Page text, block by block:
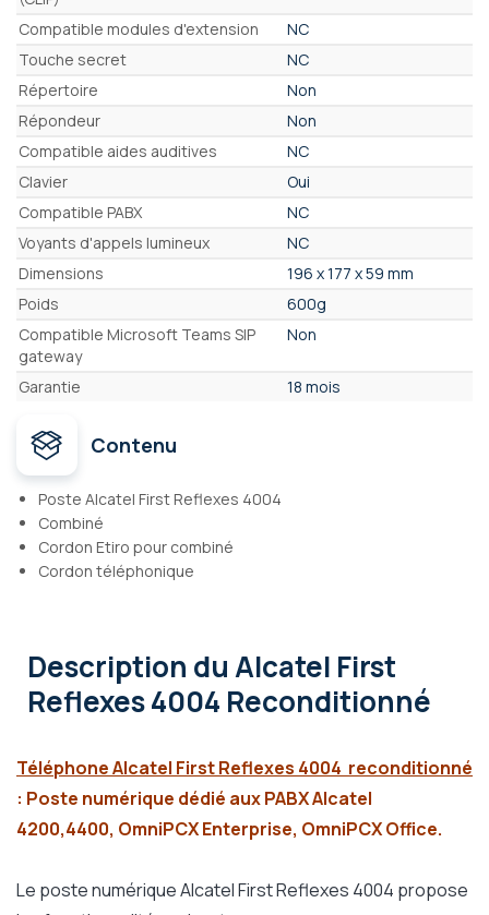
Compatible modules d'extension
NC
Touche secret
NC
Répertoire
Non
Répondeur
Non
Compatible aides auditives
NC
Clavier
Oui
Compatible PABX
NC
Voyants d'appels lumineux
NC
Dimensions
196 x 177 x 59 mm
Poids
600g
Compatible Microsoft Teams SIP
gateway
Non
Garantie 18 mois
Contenu
Poste Alcatel First Reflexes 4004
Combiné
Cordon Etiro pour combiné
Cordon téléphonique
Description du Alcatel First
Reflexes 4004 Reconditionné
Téléphone Alcatel First Reflexes 4004 reconditionné
: Poste numérique dédié aux PABX Alcatel
4200,4400, OmniPCX Enterprise, OmniPCX Office.
Le poste numérique Alcatel First Reflexes 4004 propose